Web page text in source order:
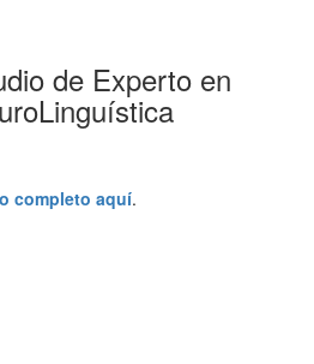
de Experto en
completo aquí.